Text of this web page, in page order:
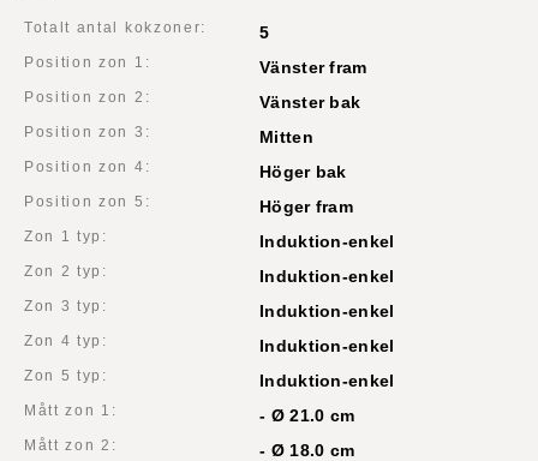
Totalt antal kokzoner: 5
Position zon 1: Vänster fram
Position zon 2: Vänster bak
Position zon 3: Mitten
Position zon 4: Höger bak
Position zon 5: Höger fram
Zon 1 typ: Induktion-enkel
Zon 2 typ: Induktion-enkel
Zon 3 typ: Induktion-enkel
Zon 4 typ: Induktion-enkel
Zon 5 typ: Induktion-enkel
Mått zon 1: - Ø 21.0 cm
Mått zon 2: - Ø 18.0 cm